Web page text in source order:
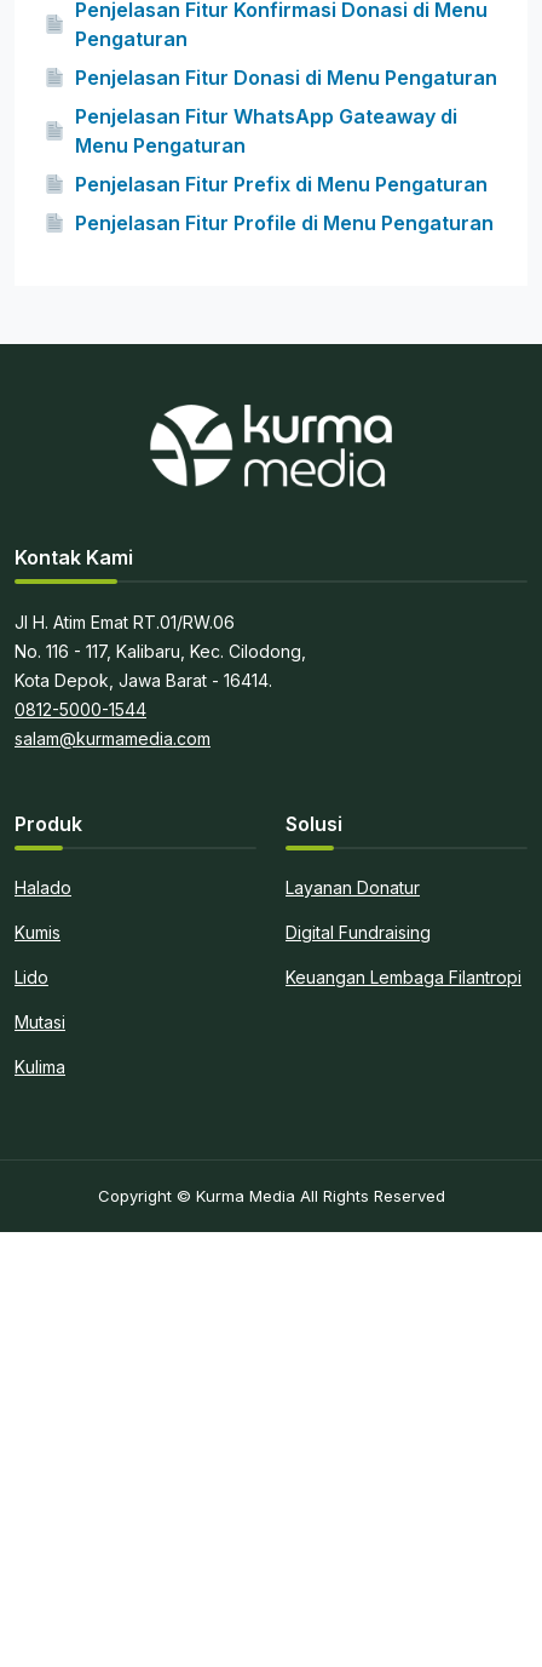
Penjelasan Fitur Konfirmasi Donasi di Menu
Pengaturan
Penjelasan Fitur Donasi di Menu Pengaturan
Penjelasan Fitur WhatsApp Gateaway di
Menu Pengaturan
Penjelasan Fitur Prefix di Menu Pengaturan
Penjelasan Fitur Profile di Menu Pengaturan
Kontak Kami
Jl H. Atim Emat RT.01/RW.06
No. 116 - 117, Kalibaru, Kec. Cilodong,
Kota Depok, Jawa Barat - 16414.
0812-5000-1544
salam@kurmamedia.com
Produk
Halado
Kumis
Lido
Mutasi
Kulima
Solusi
Layanan Donatur
Digital Fundraising
Keuangan Lembaga Filantropi
Copyright © Kurma Media All Rights Reserved